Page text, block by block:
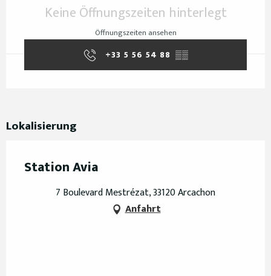
Keine Öffnungszeiten hinterlegt
Öffnungszeiten ansehen
+33 5 56 54 88 ▒▒
Lokalisierung
Station Avia
7 Boulevard Mestrézat, 33120 Arcachon
Anfahrt